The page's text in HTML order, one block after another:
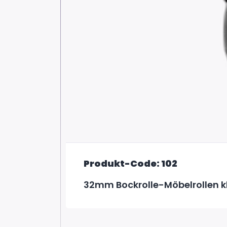
Produkt-Code: 102
32mm Bockrolle-Möbelrollen